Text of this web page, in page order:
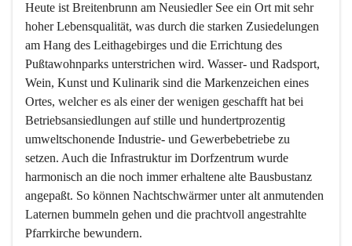
Heute ist Breitenbrunn am Neusiedler See ein Ort mit sehr
hoher Lebensqualität, was durch die starken Zusiedelungen
am Hang des Leithagebirges und die Errichtung des
Pußtawohnparks unterstrichen wird. Wasser- und Radsport,
Wein, Kunst und Kulinarik sind die Markenzeichen eines
Ortes, welcher es als einer der wenigen geschafft hat bei
Betriebsansiedlungen auf stille und hundertprozentig
umweltschonende Industrie- und Gewerbebetriebe zu
setzen. Auch die Infrastruktur im Dorfzentrum wurde
harmonisch an die noch immer erhaltene alte Bausbustanz
angepaßt. So können Nachtschwärmer unter alt anmutenden
Laternen bummeln gehen und die prachtvoll angestrahlte
Pfarrkirche bewundern.